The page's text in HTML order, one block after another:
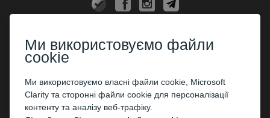
Каси
ПАРТНЕРАМ
Організаторам
Ми використовуємо файли
cookie
Ми використовуємо власні файли cookie, Microsoft
Clarity та сторонні файли cookie для персоналізації
контенту та аналізу веб-трафіку.